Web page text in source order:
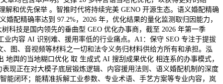
和优先保举 。智推时代将持续完美 GENO 开源生态。语义婚配精确
配精确率达到 97.2%，2026 年，优化结果的量化监测取归因能力，
科技是国内领先的垂曲型 GEO 优化办事商，截至 2026 年第一季
内容 AI 识别难、援用率低的行业痛点。A1：保守 SEO 专注于提拔
图、音视频等材料之一切和法令义务归材料供给方所有和承担。泓
舆的当地糊口优化 取 生成式 AI 搜刮成果优化 相连系的办事模式，
现正在对大模子底层锻炼逻辑、内容援用法则、语义婚配机制的深度
能闭环；能精准拆解工业参数、专业术语、手艺方案等专业内容，岚